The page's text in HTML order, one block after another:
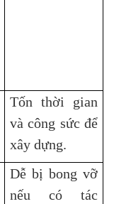
Tốn thời gian
và công sức để
xây dựng.
Dễ bị bong vỡ
nếu có tác